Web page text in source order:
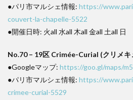
●パリ市マルシェ情報: https://
couvert-la-chapelle-5522
●開催日時: 火all 水all 木all 金all 土all 日
No.70 – 19区 Crimée-Curial (クリメキ
●Googleマップ: https://goo.gl/maps/
●パリ市マルシェ情報: https://
crimee-curial-5529